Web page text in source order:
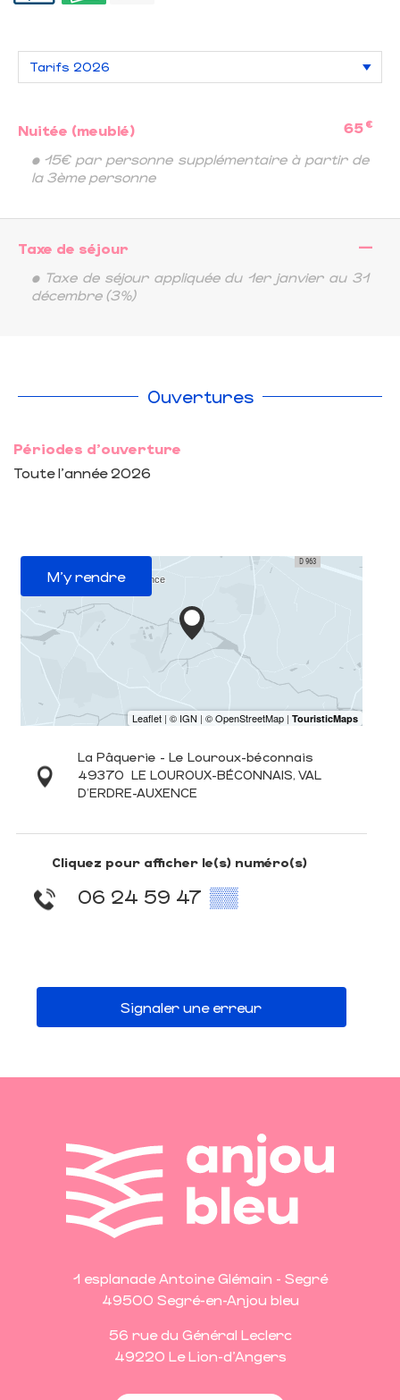
Nuitée (meublé) 65 €
• 15€ par personne supplémentaire à partir de
la 3ème personne
Taxe de séjour
—
• Taxe de séjour appliquée du 1er janvier au 31
décembre (3%)
Ouvertures
Périodes d'ouverture
Toute l'année 2026
M'y rendre
La Pâquerie - Le Louroux-béconnais
49370 LE LOUROUX-BÉCONNAIS, VAL
D'ERDRE-AUXENCE
Cliquez pour afficher le(s) numéro(s)
06 24 59 47 ▒▒
Signaler une erreur
1 esplanade Antoine Glémain - Segré
49500 Segré-en-Anjou bleu
56 rue du Général Leclerc
49220 Le Lion-d'Angers